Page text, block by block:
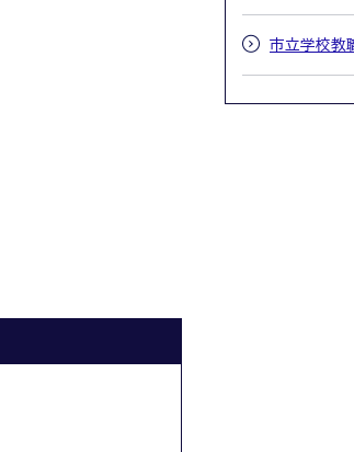
市立学校教